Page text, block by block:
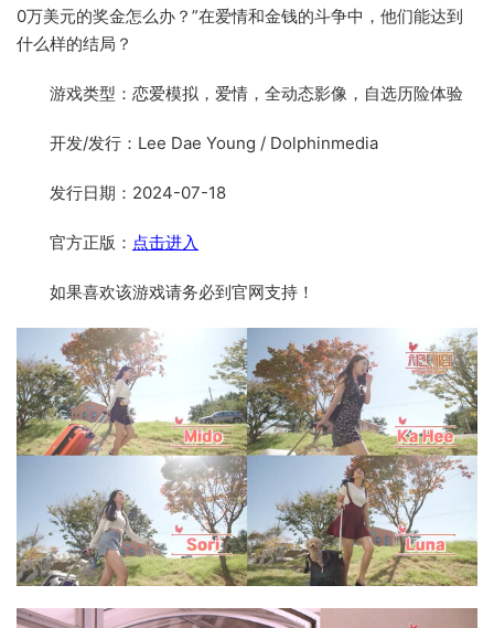
0万美元的奖金怎么办？”在爱情和金钱的斗争中，他们能达到
什么样的结局？
游戏类型：恋爱模拟，爱情，全动态影像，自选历险体验
开发/发行：Lee Dae Young / Dolphinmedia
发行日期：2024-07-18
官方正版： 点击进入
如果喜欢该游戏请务必到官网支持！